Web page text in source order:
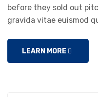
before they sold out
gravida vitae euismod
LEARN MORE